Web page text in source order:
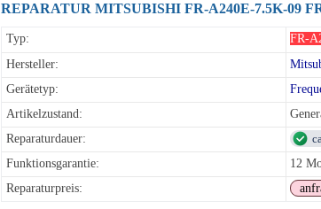
REPARATUR MITSUBISHI FR-A240E-7.5K-09
Typ:
FR-
Hersteller:
Gerätetyp:
Artikelzustand:
Reparaturdauer:
Funktionsgarantie:
12
Reparaturpreis: